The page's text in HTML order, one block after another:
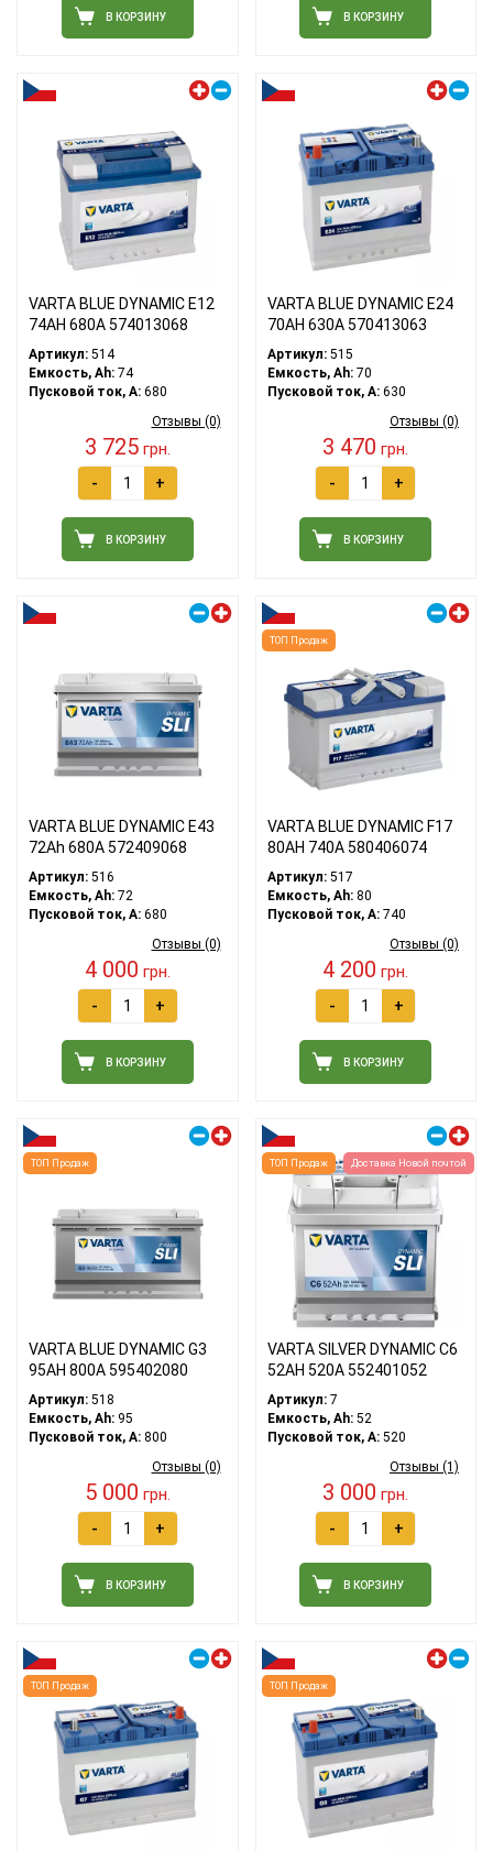
В КОРЗИНУ В КОРЗИНУ
VARTA BLUE DYNAMIC E12
74АH 680A 574013068
Артикул: 514
Емкость, Ah: 74
Пусковой ток, A: 680
Отзывы (0)
3 725грн.
- +
В КОРЗИНУ
VARTA BLUE DYNAMIC E24
70АH 630A 570413063
Артикул:515
Емкость, Ah:70
Пусковой ток, A:630
Отзывы (0)
3 470 грн.
- +
В КОРЗИНУ
VARTA BLUE DYNAMIC E43
72Ah 680A 572409068
Артикул: 516
Емкость, Ah: 72
Пусковой ток, A: 680
Отзывы (0)
4 000 грн.
- +
В КОРЗИНУ
ТОП Продаж
VARTA BLUE DYNAMIC F17
80АH 740A 580406074
Артикул:517
Емкость, Ah:80
Пусковой ток, A:740
Отзывы (0)
4 200 грн.
- +
В КОРЗИНУ
ТОП Продаж
VARTA BLUE DYNAMIC G3
95АH 800A 595402080
Артикул: 518
Емкость, Ah: 95
Пусковой ток, A: 800
Отзывы (0)
5 000 грн.
- +
В КОРЗИНУ
ТОП Продаж Доставка Новой почтой
VARTA SILVER DYNAMIC C6
52АH 520A 552401052
Артикул:7
Емкость, Ah:52
Пусковой ток, A:520
Отзывы (1)
3 000 грн.
- +
В КОРЗИНУ
ТОП Продаж ТОП Продаж